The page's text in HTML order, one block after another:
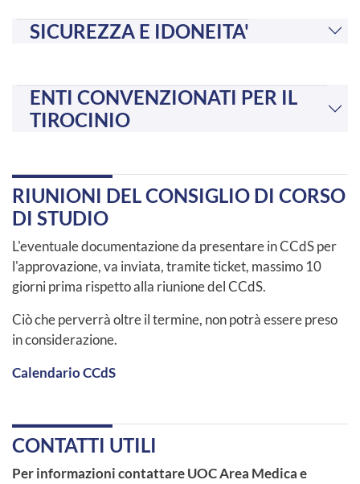
SICUREZZA E IDONEITA'
ENTI CONVENZIONATI PER IL
TIROCINIO
RIUNIONI DEL CONSIGLIO DI CORSO
DI STUDIO
L'eventuale documentazione da presentare in CCdS per
l'approvazione, va inviata, tramite ticket, massimo 10
giorni prima rispetto alla riunione del CCdS.
Ciò che perverrà oltre il termine, non potrà essere preso
in considerazione.
Calendario CCdS
CONTATTI UTILI
Per informazioni contattare UOC Area Medica e